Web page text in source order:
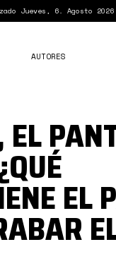
Jueves, 6. Agosto
AUTORES
EL